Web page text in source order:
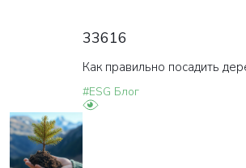
33616
Как правильно посадить
#ESG Блог